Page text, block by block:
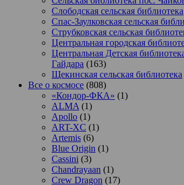
Слободская сельская библиотека
Спас-Заулковская сельская
Струбковская сельская
Центральная городская
Центральная Детская
Гайдара (163)
Щекинская сельская библиотека
Все о космосе (808)
«Кондор-ФКА» (1)
ALMA (1)
Apollo (1)
ART-XC (1)
Artemis (6)
Blue Origin (1)
Cassini (3)
Chandrayaan (1)
Crew Dragon (17)